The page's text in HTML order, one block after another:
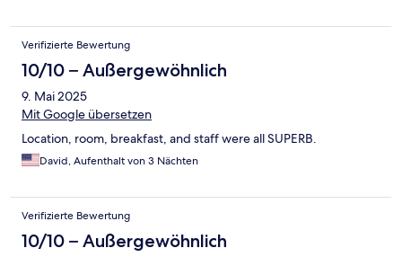
Verifizierte Bewertung
10/10 – Außergewöhnlich
9. Mai 2025
Mit Google übersetzen
Location, room, breakfast, and staff were all SUPERB.
David, Aufenthalt von 3 Nächten
Verifizierte Bewertung
10/10 – Außergewöhnlich